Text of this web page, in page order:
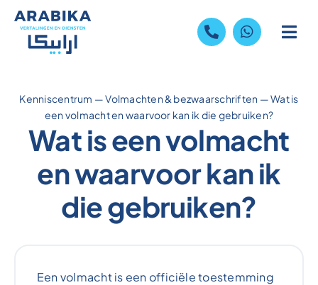
Skip
content
Kenniscentrum —Volmachten & bezwaarschriften —Wat is
een volmacht en waarvoor kan ik die gebruiken?
Wat is een volmacht
en waarvoor kan ik
die gebruiken?
Een volmacht is een officiële toestemming